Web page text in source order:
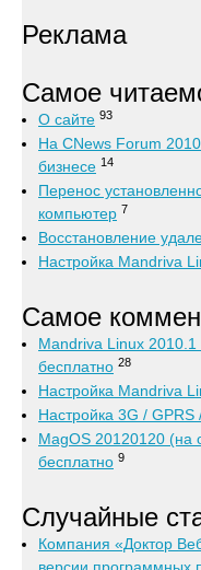
Реклама
Самое
О сайте 93
На CNews Forum
бизнесе 14
Перенос
компьютер 7
Восстановление
Настройка Mandriva
Самое
Mandriva Linux
бесплатно 28
Настройка Mandriva
Настройка 3G /
MagOS 20120120 (на
бесплатно 9
Случайные
Компания «Доктор